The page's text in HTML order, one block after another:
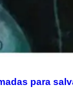
para